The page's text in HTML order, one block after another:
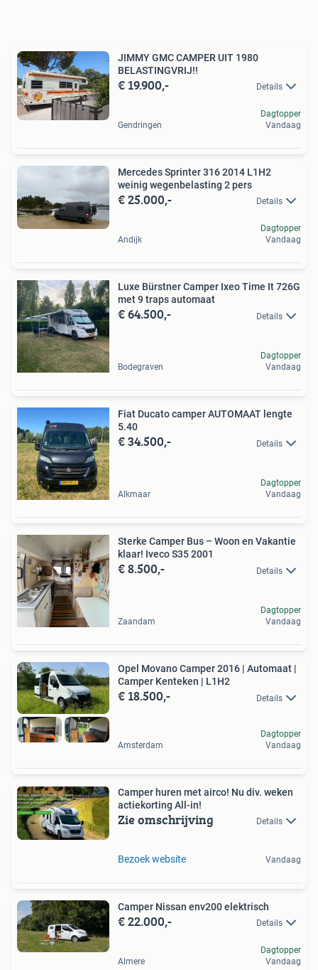
JIMMY GMC CAMPER UIT 1980
BELASTINGVRIJ!!
€ 19.900,- Details
Gendringen
Dagtopper
Vandaag
Mercedes Sprinter 316 2014 L1H2
weinig wegenbelasting 2 pers
€ 25.000,- Details
Andijk
Dagtopper
Vandaag
Luxe Bürstner Camper Ixeo Time It 726G
met 9 traps automaat
€ 64.500,- Details
Bodegraven
Dagtopper
Vandaag
Fiat Ducato camper AUTOMAAT lengte
5.40
€ 34.500,- Details
Alkmaar
Dagtopper
Vandaag
Sterke Camper Bus – Woon en Vakantie
klaar! Iveco S35 2001
€ 8.500,- Details
Zaandam
Dagtopper
Vandaag
Opel Movano Camper 2016 | Automaat |
Camper Kenteken | L1H2
€ 18.500,- Details
Amsterdam
Dagtopper
Vandaag
Camper huren met airco! Nu div. weken
actiekorting All-in!
Zie omschrijving Details
Bezoek website Vandaag
Camper Nissan env200 elektrisch
€ 22.000,- Details
Almere
Dagtopper
Vandaag